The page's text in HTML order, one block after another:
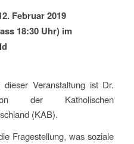
Februar 2019
18:30 Uhr) im
Veranstaltung ist Dr.
der Katholischen
(KAB).
Fragestellung, was soziale